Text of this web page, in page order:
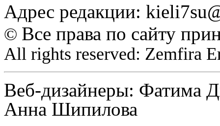
Адрес редакции:
© Все права по сайту
All rights reserved: Zemfira
Веб-дизайнеры: Фатима
Анна Шипилова